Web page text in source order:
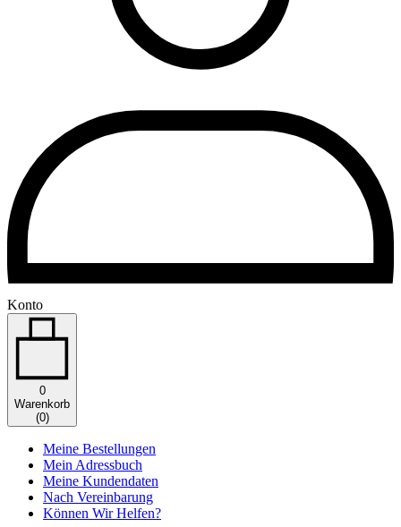
Konto
0
Warenkorb
(0)
Meine Bestellungen
Mein Adressbuch
Meine Kundendaten
Nach Vereinbarung
Können Wir Helfen?